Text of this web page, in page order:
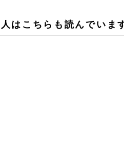
はこちらも読んでいま